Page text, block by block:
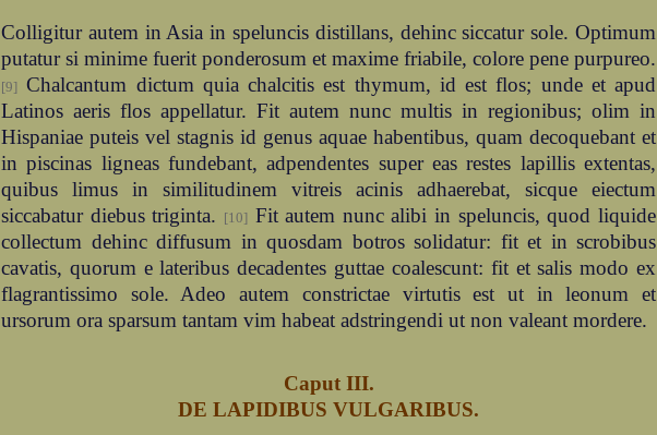
Colligitur autem in Asia in speluncis distillans, dehinc siccatur sole. Optimum
putatur si minime fuerit ponderosum et maxime friabile, colore pene purpureo.
[9] Chalcantum dictum quia chalcitis est thymum, id est flos; unde et apud
Latinos aeris flos appellatur. Fit autem nunc multis in regionibus; olim in
Hispaniae puteis vel stagnis id genus aquae habentibus, quam decoquebant et
in piscinas ligneas fundebant, adpendentes super eas restes lapillis extentas,
quibus limus in similitudinem vitreis acinis adhaerebat, sicque eiectum
siccabatur diebus triginta. [10]Fit autem nunc alibi in speluncis, quod liquide
collectum dehinc diffusum in quosdam botros solidatur: fit et in scrobibus
cavatis, quorum e lateribus decadentes guttae coalescunt: fit et salis modo ex
flagrantissimo sole. Adeo autem constrictae virtutis est ut in leonum et
ursorum ora sparsum tantam vim habeat adstringendi ut non valeant mordere.
Caput III.
DE LAPIDIBUS VULGARIBUS.